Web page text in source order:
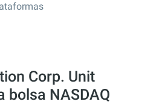
Corp. Unit
bolsa NASDAQ